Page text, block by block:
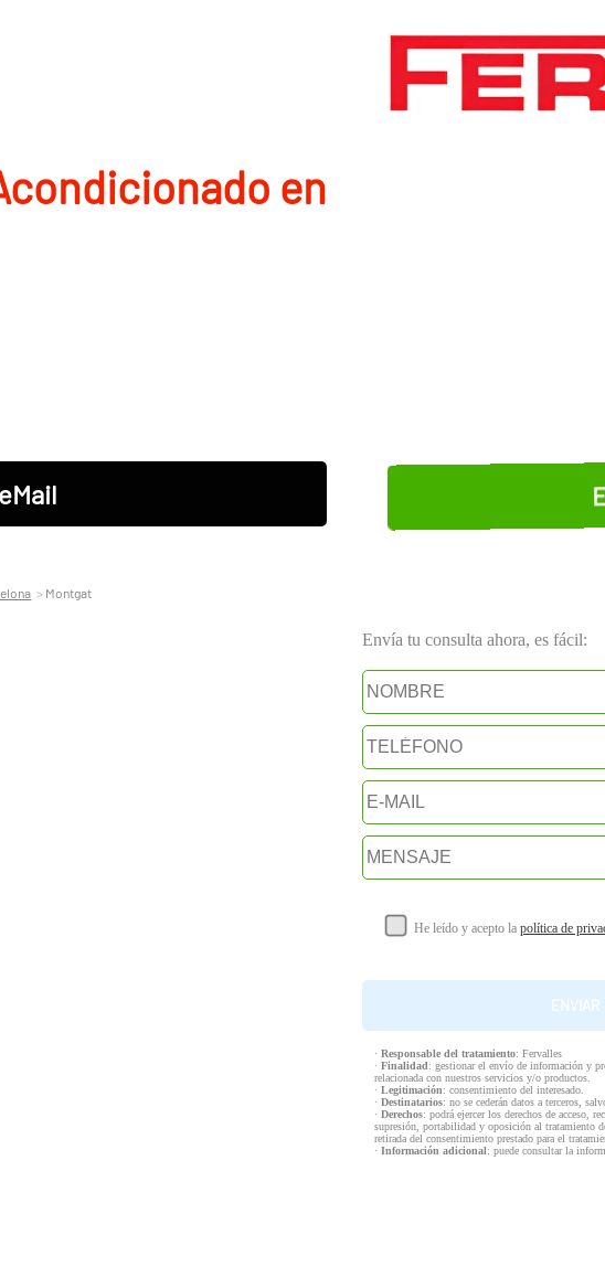
en
Montgat
Envía tu consulta ahora, es fácil:
He leído y acepto la política de
· Responsable del tratamiento: Fervalles
· Finalidad: gestionar el envío de información y
relacionada con nuestros servicios y/o productos.
· Legitimación: consentimiento del interesado.
· Destinatarios: no se cederán datos a terceros,
· Derechos: podrá ejercer los derechos de acceso,
supresión, portabilidad y oposición al tratamiento
retirada del consentimiento prestado para el
· Información adicional: puede consultar la